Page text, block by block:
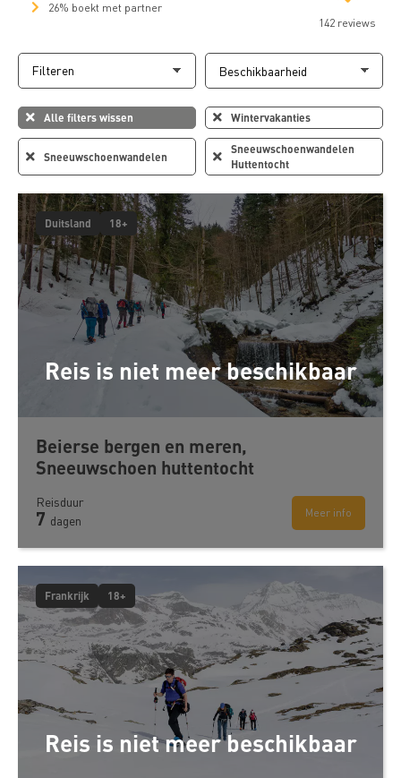
26% boekt met partner
142 reviews
Filteren
Alle filters wissen Wintervakanties
Sneeuwschoenwandelen
Sneeuwschoenwandelen
Huttentocht
Reis is niet meer beschikbaar
Duitsland 18+
Beierse bergen en meren,
Sneeuwschoen huttentocht
Meer info
Reisduur
7 dagen
Reis is niet meer beschikbaar
Frankrijk 18+